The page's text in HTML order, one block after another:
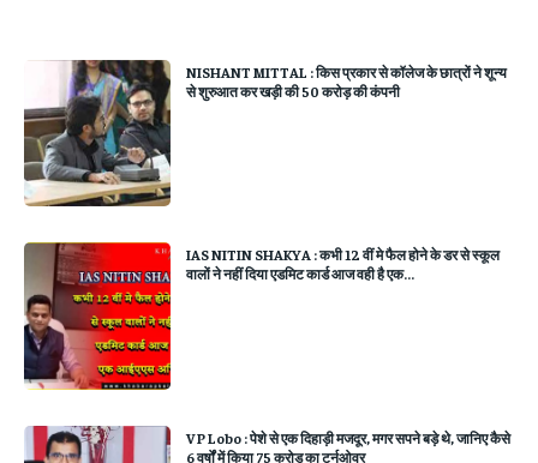
NISHANT MITTAL : किस प्रकार से कॉलेज के छात्रों ने शून्य
से शुरुआत कर खड़ी की 50 करोड़ की कंपनी
IAS NITIN SHAKYA : कभी 12 वीं मे फैल होने के डर से स्कूल
वालों ने नहीं दिया एडमिट कार्ड आज वही है एक...
V P Lobo : पेशे से एक दिहाड़ी मजदूर, मगर सपने बड़े थे, जानिए कैसे
6 वर्षों में किया 75 करोड़ का टर्नओवर